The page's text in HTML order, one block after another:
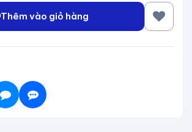
Thêm vào giỏ hàng